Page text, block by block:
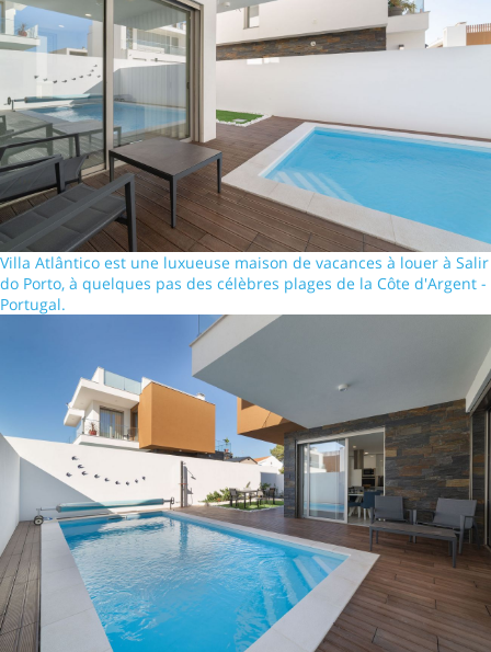
Villa Atlântico est une luxueuse maison de vacances à louer à Salir
do Porto, à quelques pas des célèbres plages de la Côte d'Argent -
Portugal.